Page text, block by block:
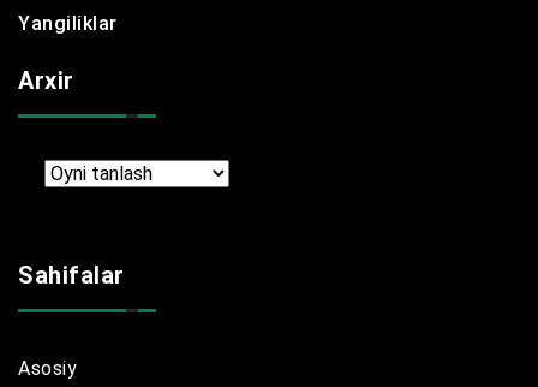
Yangiliklar
Arxir
Arxir
Sahifalar
Asosiy